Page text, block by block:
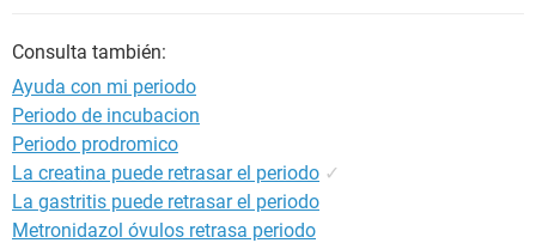
Consulta también:
Ayuda con mi periodo
Periodo de incubacion
Periodo prodromico
La creatina puede retrasar el periodo ✓
La gastritis puede retrasar el periodo
Metronidazol óvulos retrasa periodo